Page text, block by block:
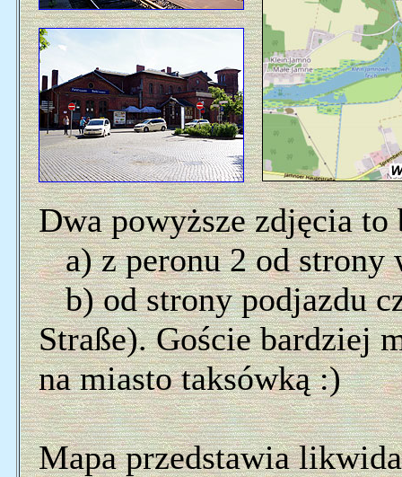
Dwa powyższe zdjęcia
a) z peronu 2 od strony
b) od strony podjazdu
Straße). Goście bardziej
na miasto taksówką :)
Mapa przedstawia